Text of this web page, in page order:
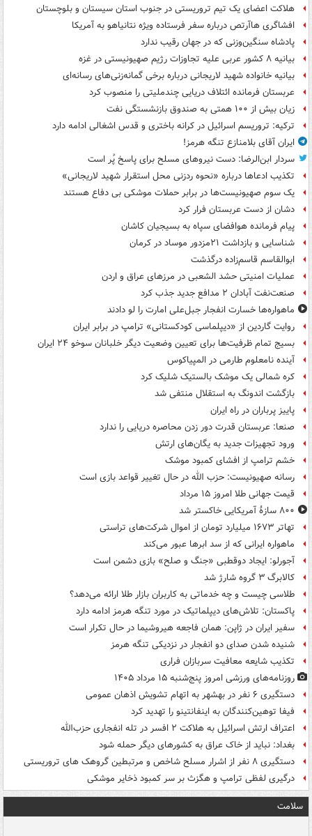
هلاکت اعضای یک تیم تروریستی در جنوب استان سیستان و بلوچستان
افشاگری هاآرتص درباره سفر فرستاده ویژه نتانیاهو به آمریکا
پادشاه سنگین‌وزنی که در جهان رقیب ندارد
بیانیه ۸ کشور عربی علیه تجاوزات رژیم صهیونیستی در غزه
بیانیه خانواده شهید لاریجانی درباره برخی گمانه‌زنی‌های رسانه‌ای
عربستان فرمانده ائتلاف دریایی چندملیتی را منصوب کرد
زیان بیش از ۱۰۰ همتی به صندوق‌ بازنشستگی نفت
ترکیه: تروریسم اسرائیل در کرانه باختری و قدس اشغالی ادامه دارد
ایران آقای بلامنازع تنگه هرمز!
سردار ابن‌الرضا: دست نیروهای مسلح برای پاسخ پُر است
تکذیب ادعاها درباره «نحوه ردزنی محل استقرار شهید لاریجانی»
یک‌ سوم صهیونیست‌ها در برابر حملات موشکی بی دفاع هستند
دشان از دست عربستان فرار کرد
پیام فرمانده هوافضای سپاه به بسیجیان کاشان
شناسایی و بازداشت ۲۱مزدور موساد در کرمان
ابوالقاسم قاسم‌زاده درگذشت
عملیات امنیتی حشد الشعبی در مرزهای عراق و اردن
صنعت‌نفت آبادان ۲ مدافع جدید جذب کرد
ماهواره‌ها خسارت انفجار جبل‌علی امارت را لو دادند
روایت گاردین از «دیپلماسی کودکستانی» ترامپ در برابر ایران
بسیج تمام ظرفیت‌ها برای تعیین وضعیت دیگر خلبانان سوخو ۲۴ ایران
آینده نامعلوم طارمی در المپیاکوس
کره شمالی یک موشک بالستیک شلیک کرد
بازگشت اندونگ به استقلال منتفی شد
پاییز پرباران در راه ایران
صنعا: عربستان قدرت دور زدن محاصره دریایی را ندارد
ورود تجهیزات جدید به یگان‌های ارتش
خشم ترامپ از افشای کمبود موشک
رسانه صهیونیست: حزب الله در حال تغییر قواعد بازی است
قیمت جهانی طلا امروز ۱۵ مرداد
۸۰۰ سازۀ آمریکایی خاکستر شد
تهاتر ۱۶۷۳ میلیارد تومان از اموال شرکت‌های تراستی
ماهواره ایرانی که از سد ابرها عبور می‌کند
آجورلو: ایجاد دوقطبی «جنگ و صلح‌» بازی دشمن است
کالابرگ ۳ گروه شارژ شد
طلاسی چیست و چه خدماتی به کاربران بازار طلا ارائه می‌دهد؟
پاکستان: تلاش‌های دیپلماتیک در مورد تنگه هرمز ادامه دارد
سفیر ایران در ژاپن: همان فاجعه هیروشیما در حال تکرار است
شنیده شدن صدای دو انفجار در نزدیکی تنگه هرمز
تکذیب شایعه معافیت سربازان فراری
روزنامه‌های ورزشی امروز پنج‌شنبه ۱۵ مرداد ۱۴۰۵
دستگیری ۶ نفر در بهشهر به اتهام تشویش اذهان عمومی
فیفا توهین‌کنندگان به اینفانتینو را تهدید کرد
اعتراف ارتش اسرائیل به هلاکت ۲ افسر در تله انفجاری حزب‌الله
بغداد: نباید از خاک عراق به کشورهای دیگر حمله شود
دستگیری ۸ نفر از اشرار مسلح شاخص و مرتبطین گروهک های تروریستی
درگیری لفظی ترامپ و هگزث بر سر کمبود ذخایر موشکی
سلامت